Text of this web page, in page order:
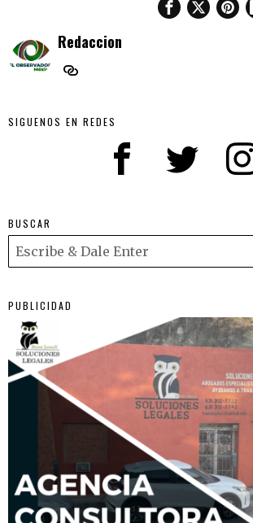
Redaccion
SIGUENOS EN REDES
BUSCAR
PUBLICIDAD